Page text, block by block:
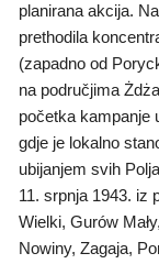
planirana akcija.
prethodila
(zapadno od
na područjima
početka kampanje
gdje je lokalno
ubijanjem svih
11. srpnja 1943. iz
Wielki, Gurów
Nowiny, Zagaja,